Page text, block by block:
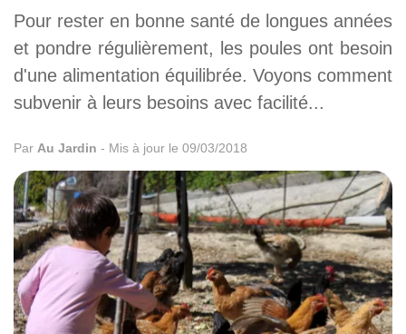
Pour rester en bonne santé de longues années
et pondre régulièrement, les poules ont besoin
d'une alimentation équilibrée. Voyons comment
subvenir à leurs besoins avec facilité...
Par Au Jardin - Mis à jour le 09/03/2018